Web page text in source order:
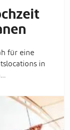
für eine
in